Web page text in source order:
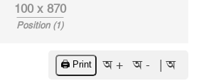
100 x 870
Position (1)
🖨️ Print অ + অ - | অ